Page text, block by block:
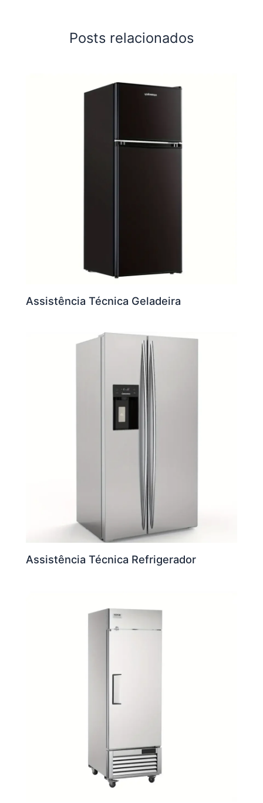
Posts relacionados
Assistência Técnica Geladeira
Assistência Técnica Refrigerador